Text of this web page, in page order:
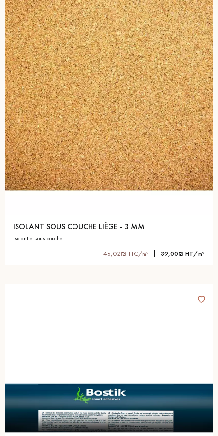
pas dans le choix et la pose de votre parquet.
Un expert Décoplus Parquets vous appelle
Demandez un rendez-vous personnalisé
ISOLANT SOUS COUCHE LIÈGE - 3 MM
isolant et sous couche
46,02₪ TTC/m² 39,00₪ HT/m²